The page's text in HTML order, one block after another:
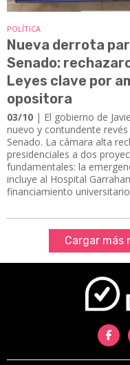
POLÍTICA
Nueva derrota
Senado:
Leyes clave por
opositora
03/10 | El gobierno de
nuevo y contundente
Senado. La cámara alta
presidenciales a dos
fundamentales: la
incluye al Hospital
financiamiento
Cargar más